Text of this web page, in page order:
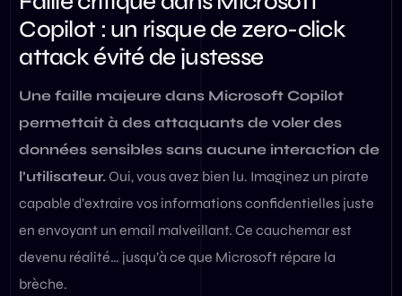
Copilot : un risque de zero-click
attack évité de justesse
Une faille majeure dans Microsoft Copilot
permettait à des attaquants de voler des
données sensibles sans aucune interaction de
l’utilisateur.Oui, vous avez bien lu. Imaginez un pirate
capable d’extraire vos informations confidentielles juste
en envoyant un email malveillant. Ce cauchemar est
devenu réalité… jusqu’à ce que Microsoft répare la
brèche.